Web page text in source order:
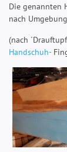
Die genannten
nach
(nach
Handschuh-